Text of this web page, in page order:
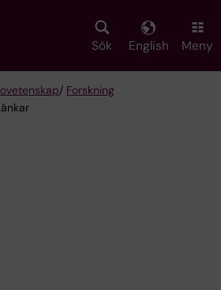
Sök English Meny
/ Forskning